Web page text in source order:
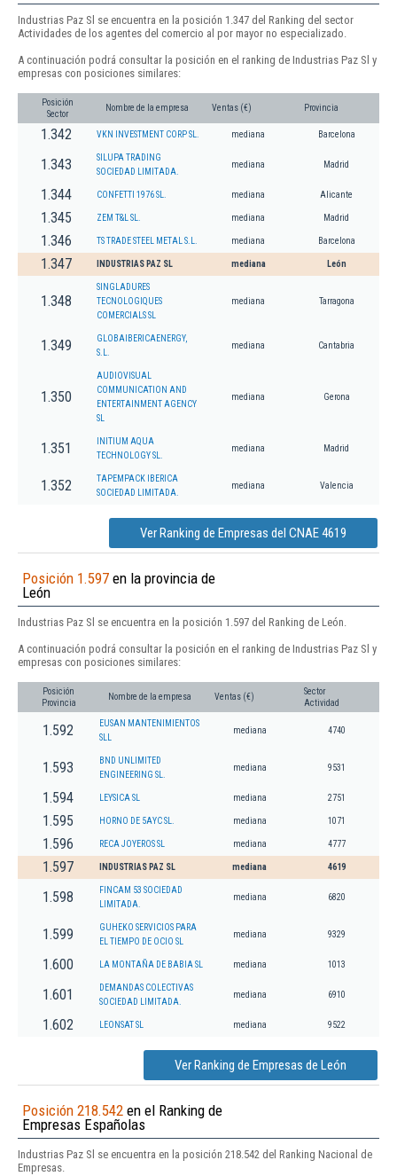
Industrias Paz Sl se encuentra en la posición 1.347 del Ranking del sector
Actividades de los agentes del comercio al por mayor no especializado.
A continuación podrá consultar la posición en el ranking de Industrias Paz Sl y
empresas con posiciones similares:
Posición
Sector
Nombre de la empresa Ventas (€) Provincia
1.342 VKN INVESTMENT CORP SL. mediana Barcelona
1.343
SILUPA TRADING
SOCIEDAD LIMITADA.
mediana Madrid
1.344 CONFETTI 1976 SL. mediana Alicante
1.345 ZEM T&L SL. mediana Madrid
1.346 TS TRADE STEEL METAL S.L. mediana Barcelona
1.347 INDUSTRIAS PAZ SL mediana León
1.348
SINGLADURES
TECNOLOGIQUES
COMERCIALS SL
mediana Tarragona
1.349
GLOBAIBERICAENERGY,
S.L.
mediana Cantabria
1.350
AUDIOVISUAL
COMMUNICATION AND
ENTERTAINMENT AGENCY
SL
mediana Gerona
1.351
INITIUM AQUA
TECHNOLOGY SL.
mediana Madrid
1.352
TAPEMPACK IBERICA
SOCIEDAD LIMITADA.
mediana Valencia
Ver Ranking de Empresas del CNAE 4619
Posición 1.597 en la provincia de
León
Industrias Paz Sl se encuentra en la posición 1.597 del Ranking de León.
A continuación podrá consultar la posición en el ranking de Industrias Paz Sl y
empresas con posiciones similares:
Posición
Provincia
Nombre de la empresa Ventas (€)
Sector
Actividad
1.592
EUSAN MANTENIMIENTOS
SLL
mediana 4740
1.593
BND UNLIMITED
ENGINEERING SL.
mediana 9531
1.594 LEYSICA SL mediana 2751
1.595 HORNO DE 5AYC SL. mediana 1071
1.596 RECA JOYEROS SL mediana 4777
1.597 INDUSTRIAS PAZ SL mediana 4619
1.598
FINCAM 53 SOCIEDAD
LIMITADA.
mediana 6820
1.599
GUHEKO SERVICIOS PARA
EL TIEMPO DE OCIO SL
mediana 9329
1.600 LA MONTAÑA DE BABIA SL mediana 1013
1.601
DEMANDAS COLECTIVAS
SOCIEDAD LIMITADA.
mediana 6910
1.602 LEONSAT SL mediana 9522
Ver Ranking de Empresas de León
Posición 218.542 en el Ranking de
Empresas Españolas
Industrias Paz Sl se encuentra en la posición 218.542 del Ranking Nacional de
Empresas.